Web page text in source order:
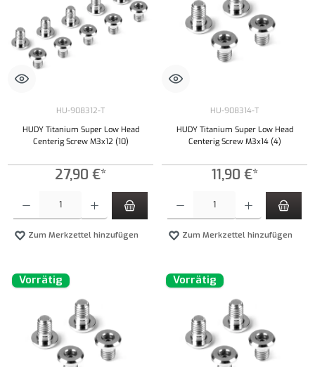
HU-908312-T
HUDY Titanium Super Low Head
Centerig Screw M3x12 (10)
27,90 €*
Zum Merkzettel hinzufügen
HU-908314-T
HUDY Titanium Super Low Head
Centerig Screw M3x14 (4)
11,90 €*
Zum Merkzettel hinzufügen
Vorrätig Vorrätig